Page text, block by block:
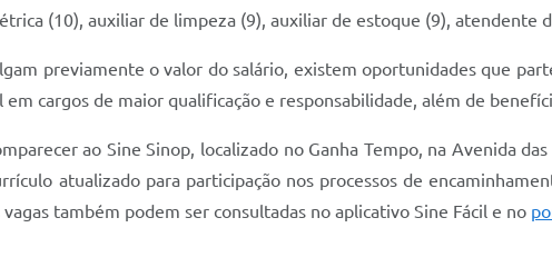
(10), auxiliar de limpeza (9), auxiliar de estoque (9), atendente
previamente o valor do salário, existem oportunidades que
cargos de maior qualificação e responsabilidade, além de
ao Sine Sinop, localizado no Ganha Tempo, na Avenida
atualizado para participação nos processos de
também podem ser consultadas no aplicativo Sine Fácil e no